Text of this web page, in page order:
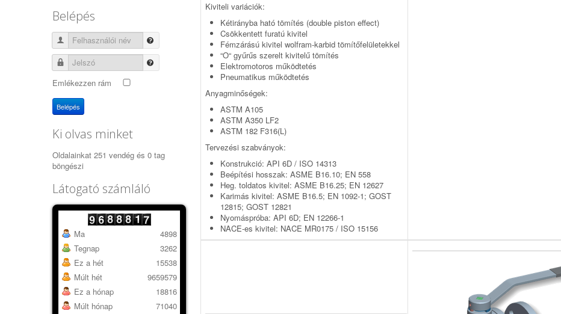
Belépés
Felhasználói név
Jelszó
Emlékezzen rám
Belépés
Ki olvas minket
Oldalainkat 251 vendég és 0 tag
böngészi
Látogató számláló
Ma
Tegnap
Ez a hét
Múlt hét
Ez a hónap
Múlt hónap
4898
3262
15538
9659579
18816
71040
Kiviteli variációk:
Kétirányba ható tömítés (double piston effect)
Csökkentett furatú kivitel
Fémzárású kivitel wolfram-karbid tömítőfelületekkel
“O“ gyűrűs szerelt kivitelű tömítés
Elektromotoros működtetés
Pneumatikus működtetés
Anyagminőségek:
ASTM A105
ASTM A350 LF2
ASTM 182 F316(L)
Tervezési szabványok:
Konstrukció: API 6D / ISO 14313
Beépítési hosszak: ASME B16.10; EN 558
Heg. toldatos kivitel: ASME B16.25; EN 12627
Karimás kivitel: ASME B16.5; EN 1092-1; GOST
12815; GOST 12821
Nyomáspróba: API 6D; EN 12266-1
NACE-es kivitel: NACE MR0175 / ISO 15156